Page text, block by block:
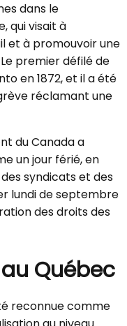
dans le
qui visait à
et à promouvoir une
premier défilé de
en 1872, et il a été
réclamant une
du Canada a
un jour férié, en
syndicats et des
lundi de septembre
des droits des
Québec
reconnue comme